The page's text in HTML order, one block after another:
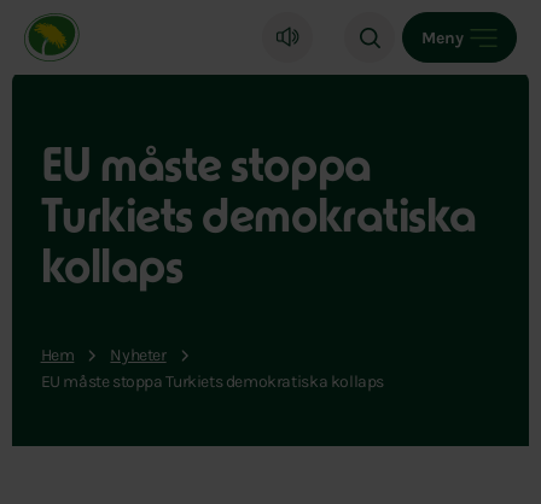
Miljöpartiet de gröna, startsida
Meny
EU måste stoppa
Turkiets demokratiska
kollaps
Hem
Nyheter
EU måste stoppa Turkiets demokratiska kollaps